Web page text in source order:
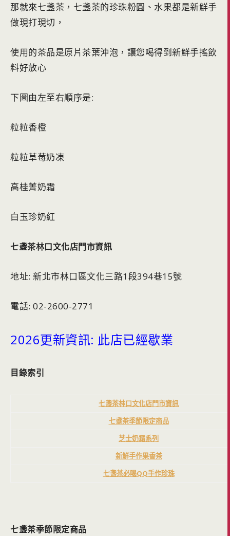
那就來七盞茶，七盞茶的珍珠粉圓、水果都是新鮮手
做現打現切，
使用的茶品是原片茶葉沖泡，讓您喝得到新鮮手搖飲
料好放心
下圖由左至右順序是:
粒粒香橙
粒粒草莓奶凍
高桂菁奶霜
白玉珍奶紅
七盞茶林口文化店門市資訊
地址: 新北市林口區文化三路1段394巷15號
電話: 02-2600-2771
2026更新資訊: 此店已經歇業
目錄索引
七盞茶林口文化店門市資訊
七盞茶季節限定商品
芝士奶霜系列
新鮮手作果香茶
七盞茶必喝QQ手作珍珠
七盞茶季節限定商品